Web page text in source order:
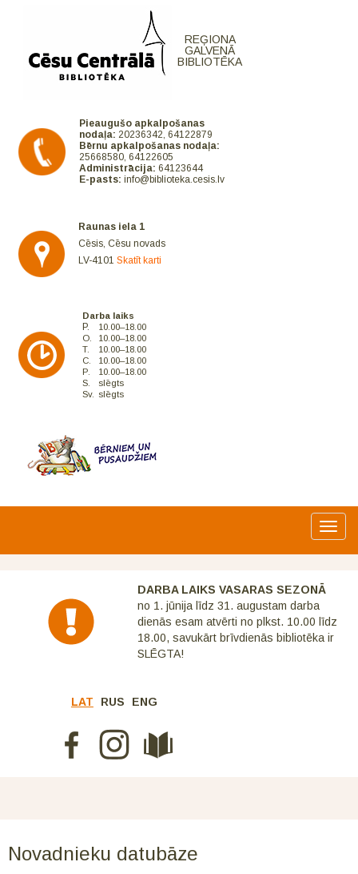
REĢIONA
GALVENĀ
BIBLIOTĒKA
Pieaugušo apkalpošanas
nodaļa: 20236342, 64122879
Bērnu apkalpošanas nodaļa:
25668580, 64122605
Administrācija: 64123644
E-pasts: info@biblioteka.cesis.lv
Raunas iela 1
Cēsis, Cēsu novads
LV-4101Skatīt karti
Darba laiks
P.
10.00–18.00
O.
10.00–18.00
T.
10.00–18.00
C.
10.00–18.00
P.
10.00–18.00
S.
slēgts
Sv.
slēgts
DARBA LAIKS VASARAS SEZONĀ
no 1. jūnija līdz 31. augustam darba
dienās esam atvērti no plkst. 10.00 līdz
18.00, savukārt brīvdienās bibliotēka ir
SLĒGTA!
LAT RUS ENG
Novadnieku datubāze